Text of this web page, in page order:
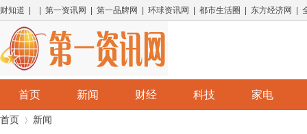
财知道 | | 第一资讯网 | 第一品牌网 | 环球资讯网 | 都市生活圈 | 东方经济网 |
首页 新闻 财经 科技 家电
首页 新闻